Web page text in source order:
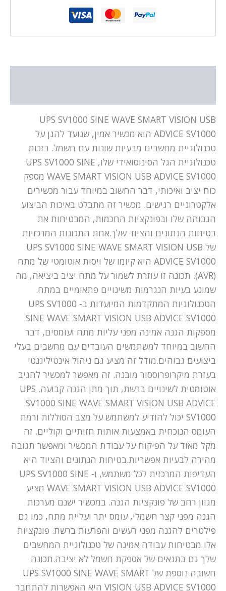
UPS SV1000 SINE WAVE SMART VISION USB
ADVICE SV1000 הוא מכשיר אמין, שנועד להגן על
טכנולוגיית מחשבים מבעיות שונות עם חשמל. בזכות
טכנולוגיית הגל הסינוסואידי שלו, UPS SV1000 SINE
WAVE SMART VISION USB ADVICE SV1000 מספק
כוח יציב ואיכותי, דבר החשוב במיוחד עבור מכשירים
אלקטרוניים רגישים. מכשיר זה מתבלט באיכות הביצוע
הגבוהה שלו ובפונקציות החכמות, המבטיחות את
בטיחות הנתונים והציוד שלך.אחת התכונות המרכזיות
של UPS SV1000 SINE WAVE SMART VISION USB
ADVICE SV1000 היא קיומו של ויסות אוטומטי של מתח
(AVR). תכונה זו עוזרת לשמור על מתח יציב ביציאה, מה
שמונע בעיות הנגרמות משינויים פתאומיים במתח.
הטכנולוגיות המתקדמות המיועדות ב- UPS SV1000
SINE WAVE SMART VISION USB ADVICE SV1000
מספקות הגנה אמינה מפני עליות מתח ועומסים, דבר
החשוב במיוחד למשתמשים העובדים עם מחשבים בעלי
ביצועים גבוהים.מודל זה מציע גם ניהול אינטיליגנטי
בעזרת מיקרופרוססור מובנה. זה מאפשר למכשיר להגיב
אוטומטית לשינויים ברשת, תוך מתן הגנה קבועה. UPS
SV1000 SINE WAVE SMART VISION USB ADVICE
SV1000 יכול להודיע למשתמש על מצב הסוללות ורמת
העומס הנוכחית באמצעות אותות חזותיים וקוליים. זה
מקל מאוד על הפיקוח על עבודת המכשיר ומאפשר תגובה
מהירה לבעיות אפשריות.בטיחות הנתונים והציוד היא
העדיפות המרכזית לכל משתמש, ו- UPS SV1000 SINE
WAVE SMART VISION USB ADVICE SV1000 מציע
מגוון רחב של פונקציות הגנה. במכשיר ישנם מערכות
הגנה מפני קצר חשמלי, עומס יתר ועליית מתח, כמו גם
פילטרים להגנה מפני רעשים והפרעות ברשת. פונקציות
אלו מבטיחות עבודה אמינה של טכנולוגיית המחשבים
שלך גם בתנאים של אספקת חשמל לא יציבה.תכונה
חשובה נוספת של UPS SV1000 SINE WAVE SMART
VISION USB ADVICE SV1000 היא האפשרות להתחבר